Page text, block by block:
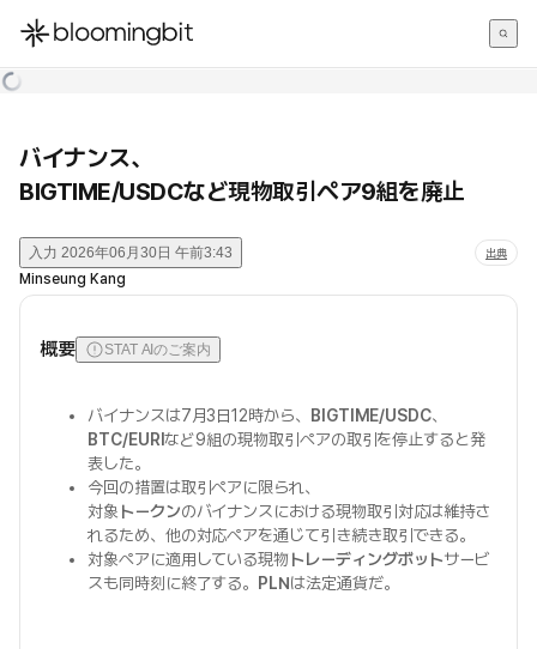
한국어
バイナンス、
BIGTIME/USDCなど現物取引ペア9組を廃止
入力 2026年06月30日 午前3:43 出典
Minseung Kang
概要 STAT AIのご案内
バイナンスは7月3日12時から、 BIGTIME/USDC、
BTC/EURIなど9組の現物取引ペアの取引を停止すると発
表した。
今回の措置は取引ペアに限られ、
対象 トークンのバイナンスにおける現物取引対応は維持さ
れるため、他の対応ペアを通じて引き続き取引できる。
対象ペアに適用している現物 トレーディングボットサービ
スも同時刻に終了する。
PLNは法定通貨だ。